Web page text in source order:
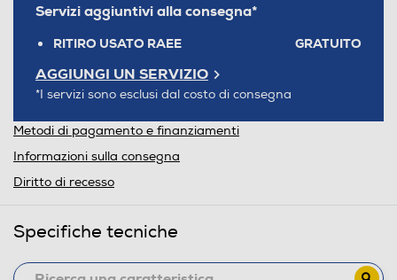
Servizi aggiuntivi alla consegna*
RITIRO USATO RAEE GRATUITO
AGGIUNGI UN SERVIZIO
*I servizi sono esclusi dal costo di consegna
Metodi di pagamento e finanziamenti
Informazioni sulla consegna
Diritto di recesso
Specifiche tecniche